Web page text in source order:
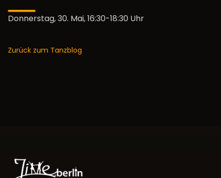
Donnerstag, 30. Mai, 16:30-18:30 Uhr
Zurück zum Tanzblog